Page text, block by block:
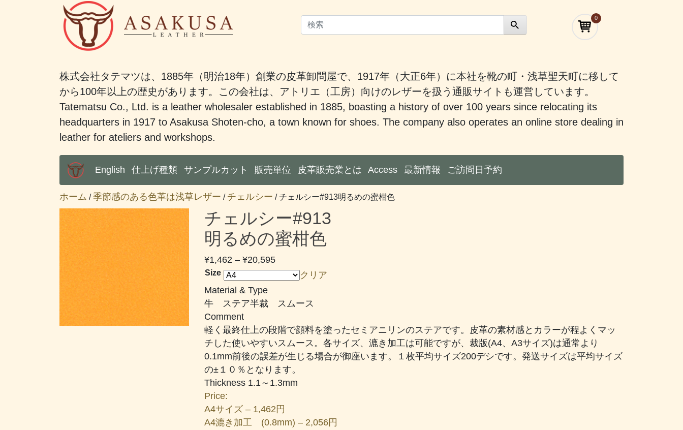
0
株式会社タテマツは、1885年（明治18年）創業の皮革卸問屋で、1917年（大正6年）に本社を靴の町・浅草聖天町に移して
から100年以上の歴史があります。この会社は、アトリエ（工房）向けのレザーを扱う通販サイトも運営しています。
Tatematsu Co., Ltd. is a leather wholesaler established in 1885, boasting a history of over 100 years since relocating its
headquarters in 1917 to Asakusa Shoten-cho, a town known for shoes. The company also operates an online store dealing in
leather for ateliers and workshops.
Main Menu
English 仕上げ種類 サンプルカット 販売単位 皮革販売業とは Access 最新情報 ご訪問日予約
ホーム /季節感のある色革は浅草レザー / チェルシー / チェルシー#913明るめの蜜柑色
チェルシー#913
明るめの蜜柑色
¥1,462 – ¥20,595価
格
¥1,462
¥20,595
Size
クリア
Material & Type
牛 ステア半裁 スムース
Comment
軽く最終仕上の段階で顔料を塗ったセミアニリンのステアです。皮革の素材感とカラーが程よくマッ
チした使いやすいスムース。各サイズ、漉き加工は可能ですが、裁版(A4、A3サイズ)は通常より
0.1mm前後の誤差が生じる場合が御座います。１枚平均サイズ200デシです。発送サイズは平均サイズ
の±１０％となります。
Thickness 1.1～1.3mm
Price:
A4サイズ – 1,462円
A4漉き加工 (0.8mm) – 2,056円